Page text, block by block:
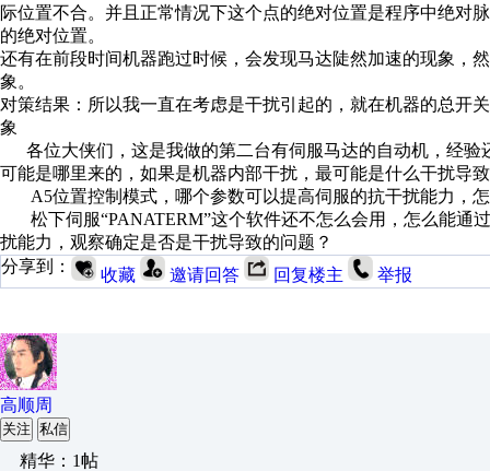
际位置不合。并且正常情况下这个点的绝对位置是程序中绝对
的绝对位置。
还有在前段时间机器跑过时候，会发现马达陡然加速的现象，
象。
对策结果：所以我一直在考虑是干扰引起的，就在机器的总开
象
各位大侠们，这是我做的第二台有伺服马达的自动机，经验
可能是哪里来的，如果是机器内部干扰，最可能是什么干扰导
A5位置控制模式，哪个参数可以提高伺服的抗干扰能力，
松下伺服“PANATERM”这个软件还不怎么会用，怎么能通
扰能力，观察确定是否是干扰导致的问题？
分享到：
收藏 邀请回答 回复楼主 举报
高顺周
关注 私信
精华：1帖